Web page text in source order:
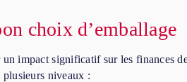
choix d’emballage
impact significatif sur les finances
plusieurs niveaux :